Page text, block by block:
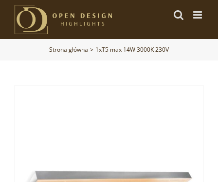
Przejdź
zawartości
Strona główna 1xT5 max 14W 3000K 230V